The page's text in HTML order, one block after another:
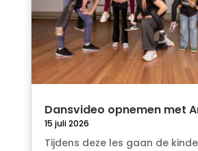
Dansvideo opnemen met
15 juli 2026
Tijdens deze les gaan de